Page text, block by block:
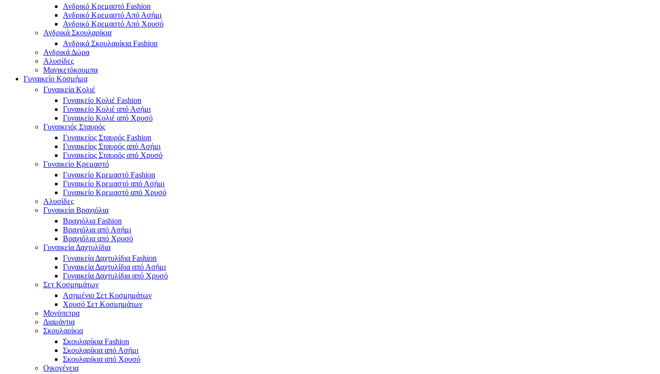
Ανδρικό Κρεμαστό Fashion
Ανδρικό Κρεμαστό Από Ασήμι
Ανδρικό Κρεμαστό Από Χρυσό
Ανδρικά Σκουλαρίκια
Ανδρικά Σκουλαρίκια Fashion
Ανδρικά Δώρα
Αλυσίδες
Μανικετόκουμπα
Γυναικείο Κοσμήμα
Γυναικεία Κολιέ
Γυναικείο Κολιέ Fashion
Γυναικείο Κολιέ από Ασήμι
Γυναικείο Κολιέ από Χρυσό
Γυναικειός Σταυρός
Γυναικείος Σταυρός Fashion
Γυναικείος Σταυρός από Ασήμι
Γυναικείος Σταυρός από Χρυσό
Γυναικείο Κρεμαστό
Γυναικείο Κρεμαστό Fashion
Γυναικείο Κρεμαστό από Ασήμι
Γυναικείο Κρεμαστό από Χρυσό
Αλυσίδες
Γυναικεία Βραχιόλια
Βραχιόλια Fashion
Βραχιόλια από Ασήμι
Βραχιόλια από Χρυσό
Γυναικεία Δαχτυλίδια
Γυναικεία Δαχτυλίδια Fashion
Γυναικεία Δαχτυλίδια από Ασήμι
Γυναικεία Δαχτυλίδια από Χρυσό
Σετ Κοσμημάτων
Ασημένιο Σετ Κοσμημάτων
Χρυσό Σετ Κοσμημάτων
Μονόπετρα
Διαμάντια
Σκουλαρίκια
Σκουλαρίκια Fashion
Σκουλαρίκια από Ασήμι
Σκουλαρίκια από Χρυσό
Οικογένεια